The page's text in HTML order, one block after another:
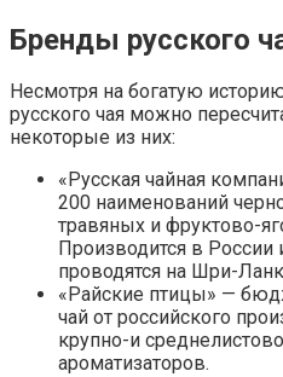
Бренды русского
Несмотря на богатую
русского чая можно
некоторые из них:
«Русская чайная
200 наименований
травяных и фруктово-
Производится в
проводятся на Шри-
«Райские птицы» —
чай от российского
крупно-и
ароматизаторов.